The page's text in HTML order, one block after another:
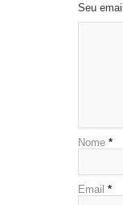
Seu
Nome *
Email *